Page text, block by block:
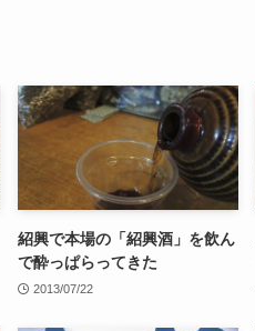
紹興で本場の「紹興酒」を飲ん
で酔っぱらってきた
2013/07/22